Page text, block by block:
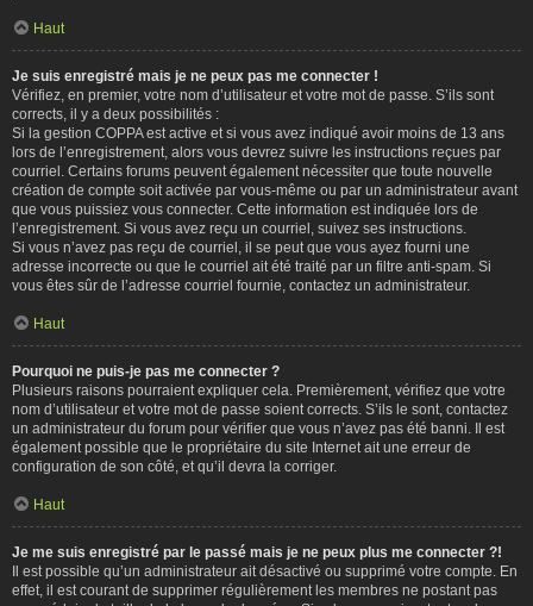
Haut
Je suis enregistré mais je ne peux pas me connecter !
Vérifiez, en premier, votre nom d’utilisateur et votre mot de passe. S’ils sont
corrects, il y a deux possibilités :
Si la gestion COPPA est active et si vous avez indiqué avoir moins de 13 ans
lors de l’enregistrement, alors vous devrez suivre les instructions reçues par
courriel. Certains forums peuvent également nécessiter que toute nouvelle
création de compte soit activée par vous-même ou par un administrateur avant
que vous puissiez vous connecter. Cette information est indiquée lors de
l’enregistrement. Si vous avez reçu un courriel, suivez ses instructions.
Si vous n’avez pas reçu de courriel, il se peut que vous ayez fourni une
adresse incorrecte ou que le courriel ait été traité par un filtre anti-spam. Si
vous êtes sûr de l’adresse courriel fournie, contactez un administrateur.
Haut
Pourquoi ne puis-je pas me connecter ?
Plusieurs raisons pourraient expliquer cela. Premièrement, vérifiez que votre
nom d’utilisateur et votre mot de passe soient corrects. S’ils le sont, contactez
un administrateur du forum pour vérifier que vous n’avez pas été banni. Il est
également possible que le propriétaire du site Internet ait une erreur de
configuration de son côté, et qu’il devra la corriger.
Haut
Je me suis enregistré par le passé mais je ne peux plus me connecter ?!
Il est possible qu’un administrateur ait désactivé ou supprimé votre compte. En
effet, il est courant de supprimer régulièrement les membres ne postant pas